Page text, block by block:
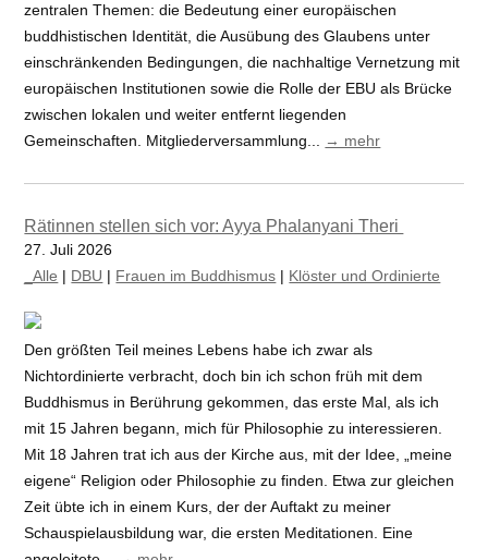
zentralen Themen: die Bedeutung einer europäischen
buddhistischen Identität, die Ausübung des Glaubens unter
einschränkenden Bedingungen, die nachhaltige Vernetzung mit
europäischen Institutionen sowie die Rolle der EBU als Brücke
zwischen lokalen und weiter entfernt liegenden
Gemeinschaften. Mitgliederversammlung...
→ mehr
Rätinnen stellen sich vor: Ayya Phalanyani Theri
27. Juli 2026
_Alle | DBU | Frauen im Buddhismus | Klöster und Ordinierte
Den größten Teil meines Lebens habe ich zwar als
Nichtordinierte verbracht, doch bin ich schon früh mit dem
Buddhismus in Berührung gekommen, das erste Mal, als ich
mit 15 Jahren begann, mich für Philosophie zu interessieren.
Mit 18 Jahren trat ich aus der Kirche aus, mit der Idee, „meine
eigene“ Religion oder Philosophie zu finden. Etwa zur gleichen
Zeit übte ich in einem Kurs, der der Auftakt zu meiner
Schauspielausbildung war, die ersten Meditationen. Eine